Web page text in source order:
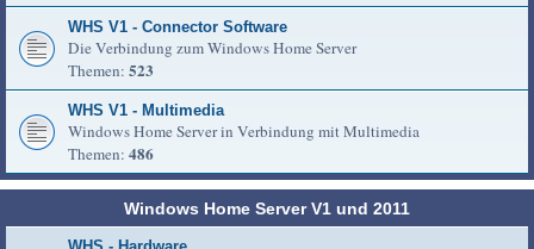
WHS V1 - Connector Software
Die Verbindung zum Windows Home Server
Themen: 523
WHS V1 - Multimedia
Windows Home Server in Verbindung mit Multimedia
Themen: 486
Windows Home Server V1 und 2011